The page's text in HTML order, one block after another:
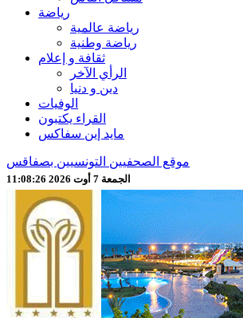
رياضة
رياضة عالمية
رياضة وطنية
ثقافة و إعلام
الرأي الآخر
دين و دنيا
الوفيات
القراء يكتبون
مايد إين سفاكس
موقع الصحفيين التونسيين بصفاقس
الجمعة 7 أوت 2026 11:08:28